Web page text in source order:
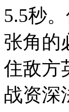
5.5秒
张角的
住敌方
战资深